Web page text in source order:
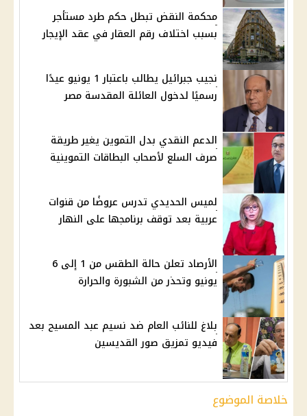
محكمة النقض تبطل حكم طرد مستأجر
بسبب اختلاف رقم العقار في عقد الإيجار
نجيب جبرائيل يطالب باعتبار 1 يونيو عيدًا
رسميًا لدخول العائلة المقدسة مصر
الدعم النقدي بدل التموين يغير طريقة
صرف السلع لأصحاب البطاقات التموينية
لميس الحديدي تدرس عروضًا من قنوات
عربية بعد توقف برنامجها على النهار
الأرصاد تعلن حالة الطقس من 1 إلى 6
يونيو وتحذر من الشبورة والحرارة
بلاغ للنائب العام ضد نسيم عبد المسيح بعد
فيديو تمزيق صور القديسين
خلاصة الموضوع